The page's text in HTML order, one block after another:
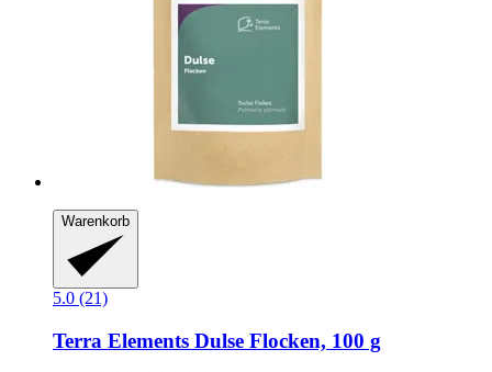
Warenkorb
5.0 (21)
Terra Elements Dulse Flocken, 100 g